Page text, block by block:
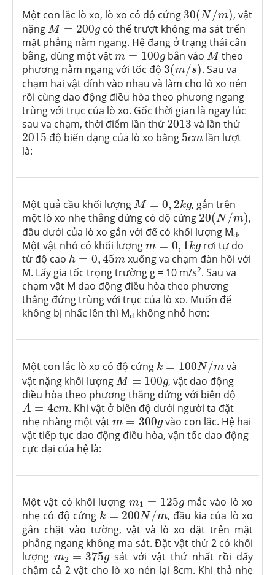
Một con lắc lò xo, lò xo có độ cứng30(N /m)
30(N/ m) , vật
nặng M = 200g
M=200g
có thể trượt không ma sát trển
mặt phẳng nằm ngang. Hệ đang ở trạng thái cân
bằng, dùng một vật m = 100g
m=100g bắn vào M
Mtheo
phương nằm ngang với tốc độ 3(m/s)
3(m /s) . Sau va
chạm hai vật dính vào nhau và làm cho lò xo nén
rồi cùng dao động điều hòa theo phương ngang
trùng với trục của lò xo. Gốc thời gian là ngay lúc
sau va chạm, thời điểm lần thứ 2013
2013và lần thứ
2015
2015độ biến dạng của lò xo bằng 5cm
5cmlần lượt
là:
Một quả cầu khối lượng M = 0, 2kg
M= 2 g
, gắn trên
một lò xo nhẹ thẳng đứng có độ cứng 20(N /m)
20(N/m) ,
đầu dưới của lò xo gắn với đế có khối lượng Mđ.
Một vật nhỏ có khối lượng m = 0, 1kg
m =0,1kg
rơi tự do
từ độ cao h = 0,45m
h=0,45m xuống va chạm đàn hồi với
M. Lấy gia tốc trọng trường g = 10 m/s2. Sau va
chạm vật M dao động điều hòa theo phương
thẳng đứng trùng với trục của lò xo. Muốn đế
không bị nhấc lên thì Mđkhông nhỏ hơn:
Một con lắc lò xo có độ cứng k = 100N /m
k 100N/m
và
vật nặng khối lượng M = 100g
M=100g
, vật dao động
điều hòa theo phương thẳng đứng với biên độ
A = 4cm
A=4 cm
. Khi vật ở biên độ dưới người ta đặt
nhẹ nhàng một vật m = 300g
m=300g vào con lắc. Hệ hai
vật tiếp tục dao động điều hòa, vận tốc dao động
cực đại của hệ là:
Một vật có khối lượng m1 = 125g
m1 =125g mắc vào lò xo
nhẹ có độ cứng k = 200N /m
k=200N/m
, đầu kia của lò xo
gắn chặt vào tường, vật và lò xo đặt trên mặt
phẳng ngang không ma sát. Đặt vật thứ 2 có khối
lượngm2 = 375g
m2=375g sát với vật thứ nhất rồi đẩy
chậm cả 2 vật cho lò xo nén lại 8cm. Khi thả nhẹ